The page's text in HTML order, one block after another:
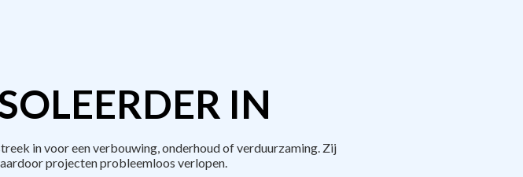
IN
in voor een verbouwing, onderhoud of verduurzaming. Zij
projecten probleemloos verlopen.